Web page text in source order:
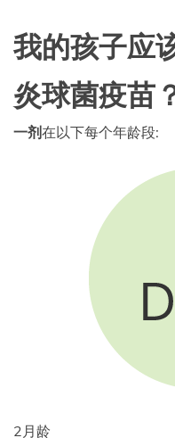
我的孩子应
炎球菌疫苗
一剂在以下每个年龄段:
2月龄